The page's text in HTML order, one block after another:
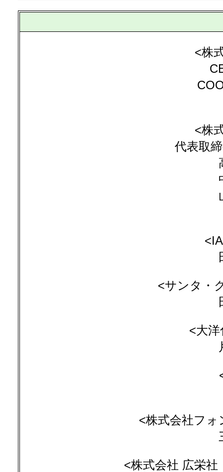
<株
<株
代表取
<サンタ・
<大
<株式会社フ
<株式会社 広栄